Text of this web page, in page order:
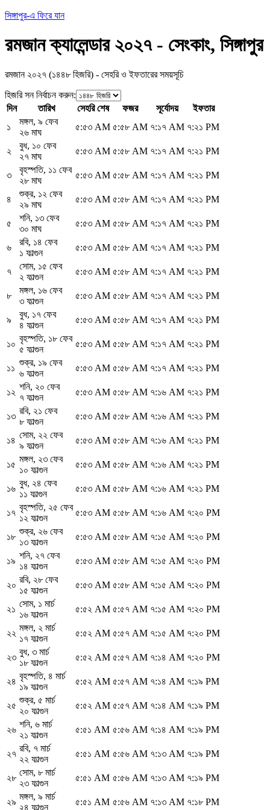
সিঙ্গাপুর-এ ফিরে যান
রমজান ক্যালেন্ডার ২০২৭ - সেংকাং, সিঙ্গাপুর
রমজান ২০২৭ (১৪৪৮ হিজরি) - সেহরি ও ইফতারের সময়সূচি
হিজরি সন নির্বাচন করুন:
দিন
তারিখ সেহরি শেষ ফজর সূর্যোদয়
ইফতার
১
মঙ্গল, ৯ ফেব
২৬ মাঘ
৫:৫৩ AM ৫:৫৮ AM ৭:১৭ AM ৭:২১ PM
২
বুধ, ১০ ফেব
২৭ মাঘ
৫:৫৩ AM ৫:৫৮ AM ৭:১৭ AM ৭:২১ PM
৩
বৃহস্পতি, ১১ ফেব
২৮ মাঘ
৫:৫৩ AM ৫:৫৮ AM ৭:১৭ AM ৭:২১ PM
৪
শুক্র, ১২ ফেব
২৯ মাঘ
৫:৫৩ AM ৫:৫৮ AM ৭:১৭ AM ৭:২১ PM
৫
শনি, ১৩ ফেব
৩০ মাঘ
৫:৫৩ AM ৫:৫৮ AM ৭:১৭ AM ৭:২১ PM
৬
রবি, ১৪ ফেব
১ ফাল্গুন
৫:৫৩ AM ৫:৫৮ AM ৭:১৭ AM ৭:২১ PM
৭
সোম, ১৫ ফেব
২ ফাল্গুন
৫:৫৩ AM ৫:৫৮ AM ৭:১৭ AM ৭:২১ PM
৮
মঙ্গল, ১৬ ফেব
৩ ফাল্গুন
৫:৫৩ AM ৫:৫৮ AM ৭:১৭ AM ৭:২১ PM
৯
বুধ, ১৭ ফেব
৪ ফাল্গুন
৫:৫৩ AM ৫:৫৮ AM ৭:১৭ AM ৭:২১ PM
১০
বৃহস্পতি, ১৮ ফেব
৫ ফাল্গুন
৫:৫৩ AM ৫:৫৮ AM ৭:১৭ AM ৭:২১ PM
১১
শুক্র, ১৯ ফেব
৬ ফাল্গুন
৫:৫৩ AM ৫:৫৮ AM ৭:১৭ AM ৭:২১ PM
১২
শনি, ২০ ফেব
৭ ফাল্গুন
৫:৫৩ AM ৫:৫৮ AM ৭:১৬ AM ৭:২১ PM
১৩
রবি, ২১ ফেব
৮ ফাল্গুন
৫:৫৩ AM ৫:৫৮ AM ৭:১৬ AM ৭:২১ PM
১৪
সোম, ২২ ফেব
৯ ফাল্গুন
৫:৫৩ AM ৫:৫৮ AM ৭:১৬ AM ৭:২১ PM
১৫
মঙ্গল, ২৩ ফেব
১০ ফাল্গুন
৫:৫৩ AM ৫:৫৮ AM ৭:১৬ AM ৭:২১ PM
১৬
বুধ, ২৪ ফেব
১১ ফাল্গুন
৫:৫৩ AM ৫:৫৮ AM ৭:১৬ AM ৭:২১ PM
১৭
বৃহস্পতি, ২৫ ফেব
১২ ফাল্গুন
৫:৫৩ AM ৫:৫৮ AM ৭:১৬ AM ৭:২০ PM
১৮
শুক্র, ২৬ ফেব
১৩ ফাল্গুন
৫:৫৩ AM ৫:৫৮ AM ৭:১৫ AM ৭:২০ PM
১৯
শনি, ২৭ ফেব
১৪ ফাল্গুন
৫:৫৩ AM ৫:৫৮ AM ৭:১৫ AM ৭:২০ PM
২০
রবি, ২৮ ফেব
১৫ ফাল্গুন
৫:৫৩ AM ৫:৫৮ AM ৭:১৫ AM ৭:২০ PM
২১
সোম, ১ মার্চ
১৬ ফাল্গুন
৫:৫২ AM ৫:৫৭ AM ৭:১৫ AM ৭:২০ PM
২২
মঙ্গল, ২ মার্চ
১৭ ফাল্গুন
৫:৫২ AM ৫:৫৭ AM ৭:১৫ AM ৭:২০ PM
২৩
বুধ, ৩ মার্চ
১৮ ফাল্গুন
৫:৫২ AM ৫:৫৭ AM ৭:১৪ AM ৭:২০ PM
২৪
বৃহস্পতি, ৪ মার্চ
১৯ ফাল্গুন
৫:৫২ AM ৫:৫৭ AM ৭:১৪ AM ৭:১৯ PM
২৫
শুক্র, ৫ মার্চ
২০ ফাল্গুন
৫:৫২ AM ৫:৫৭ AM ৭:১৪ AM ৭:১৯ PM
২৬
শনি, ৬ মার্চ
২১ ফাল্গুন
৫:৫১ AM ৫:৫৬ AM ৭:১৪ AM ৭:১৯ PM
২৭
রবি, ৭ মার্চ
২২ ফাল্গুন
৫:৫১ AM ৫:৫৬ AM ৭:১৩ AM ৭:১৯ PM
২৮
সোম, ৮ মার্চ
২৩ ফাল্গুন
৫:৫১ AM ৫:৫৬ AM ৭:১৩ AM ৭:১৯ PM
২৯
মঙ্গল, ৯ মার্চ
২৪ ফাল্গুন
৫:৫১ AM ৫:৫৬ AM ৭:১৩ AM ৭:১৮ PM